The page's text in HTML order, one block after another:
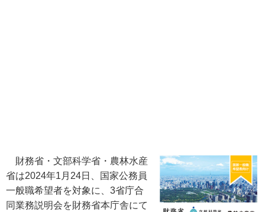
財務省・文部科学省・農林水産
省は2024年1月24日、国家公務員
一般職希望者を対象に、3省庁合
同業務説明会を財務省本庁舎にて